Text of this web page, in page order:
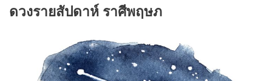
ดวงรายสัปดาห์ ราศีพฤษภ